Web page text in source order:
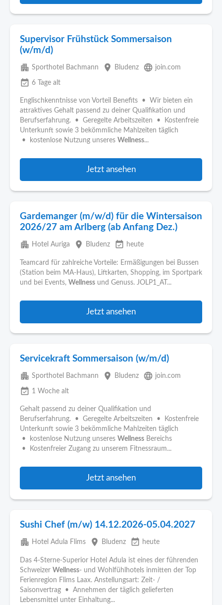
Supervisor Frühstück Sommersaison
(w/m/d)
apartment Sporthotel Bachmann place Bludenz language join.com
event_available 6 Tage alt
Englischkenntnisse von Vorteil Benefits • Wir bieten ein
attraktives Gehalt passend zu deiner Qualifikation und
Berufserfahrung. • Geregelte Arbeitszeiten • Kostenfreie
Unterkunft sowie 3 bekömmliche Mahlzeiten täglich
• kostenlose Nutzung unseres Wellness...
Jetzt ansehen
Gardemanger (m/w/d) für die Wintersaison
2026/27 am Arlberg (ab Anfang Dez.)
apartment Hotel Auriga place Bludenz event_available heute
Teamcard für zahlreiche Vorteile: Ermäßigungen bei Bussen
(Station beim MA-Haus), Liftkarten, Shopping, im Sportpark
und bei Events, Wellness und Genuss. JOLP1_AT...
Jetzt ansehen
Servicekraft Sommersaison (w/m/d)
apartment Sporthotel Bachmann place Bludenz language join.com
event_available 1 Woche alt
Gehalt passend zu deiner Qualifikation und
Berufserfahrung. • Geregelte Arbeitszeiten • Kostenfreie
Unterkunft sowie 3 bekömmliche Mahlzeiten täglich
• kostenlose Nutzung unseres Wellness Bereichs
• Kostenfreier Zugang zu unserem Fitnessraum...
Jetzt ansehen
Sushi Chef (m/w) 14.12.2026-05.04.2027
apartment Hotel Adula Flims place Bludenz event_available heute
Das 4-Sterne-Superior Hotel Adula ist eines der führenden
Schweizer Wellness- und Wohlfühlhotels inmitten der Top
Ferienregion Flims Laax. Anstellungsart: Zeit- /
Saisonvertrag • Annehmen der täglich gelieferten
Lebensmittel unter Einhaltung...